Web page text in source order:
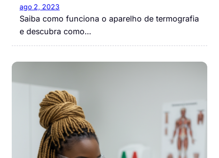
ago 2, 2023
Saiba como funciona o aparelho de termografia
e descubra como…